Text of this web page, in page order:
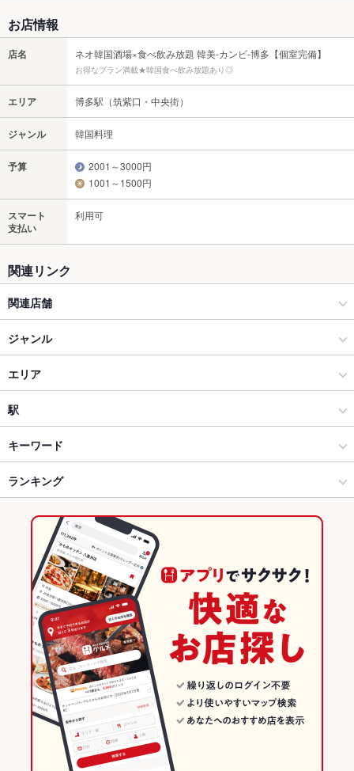
お店情報
店名 ネオ韓国酒場×食べ飲み放題 韓美-カンビ-博多【個室完備】
お得なプラン満載★韓国食べ飲み放題あり◎
エリア 博多駅（筑紫口・中央街）
ジャンル 韓国料理
予算
2001～3000円
1001～1500円
スマート
支払い
利用可
関連リンク
関連店舗
韓美 KANBI
ネオ韓国酒場×食べ飲み放題 韓美-カンビ-天神【個室完備】
ジャンル
韓国料理
韓国料理全般
博多 × 韓国料理
博多 × 韓国料理全般
博多駅 × 韓国料理
博多駅 × 韓国料理全般
博多 × 和食
博多 × 鍋
博多駅 × 和食
エリア
博多駅（筑紫口・中央街）
博多駅（筑紫口・中央街） × 韓国料理
博多駅（筑紫口・中央街） × 韓国料理全般
博多駅（筑紫口・中央街） × 和食
博多駅（筑紫口・中央街） × 鍋
福岡 × 韓国料理
福岡 × 韓国料理全般
福岡 × 和食
福岡 × 鍋
駅
呉服町駅
博多駅
キーワード
からあげ
チャーハン 杏仁豆腐
デザート チーズタッカルビ
ランキング
福岡のグルメランキング
福岡の韓国料理ランキング
博多のグルメランキング
博多の韓国料理ランキング
博多駅（筑紫口・中央街）のグルメランキング